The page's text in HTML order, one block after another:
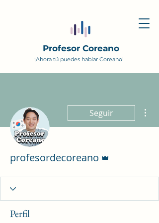
Profesor Coreano
¡Ahora tú puedes hablar Coreano!
Seguir
profesordecoreano
Perfil